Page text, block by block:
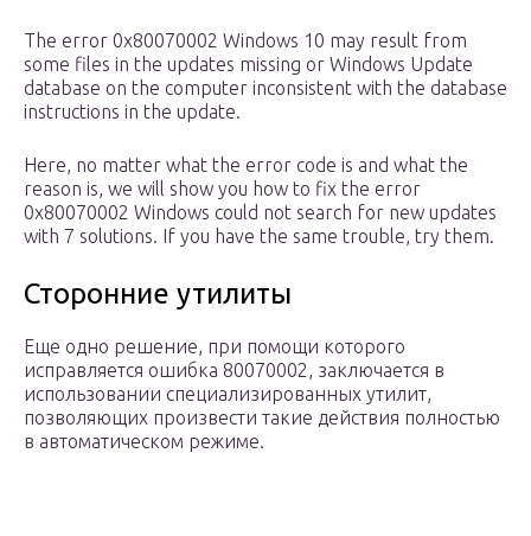
The error 0x80070002 Windows 10 may result from
some files in the updates missing or Windows Update
database on the computer inconsistent with the database
instructions in the update.
Here, no matter what the error code is and what the
reason is, we will show you how to fix the error
0x80070002 Windows could not search for new updates
with 7 solutions. If you have the same trouble, try them.
Сторонние утилиты
Еще одно решение, при помощи которого
исправляется ошибка 80070002, заключается в
использовании специализированных утилит,
позволяющих произвести такие действия полностью
в автоматическом режиме.